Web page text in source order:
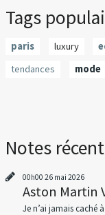
Tags
paris luxury
tendances
mode
Notes
00h00 26 mai 2026
Aston Martin
Je n’ai jamais caché